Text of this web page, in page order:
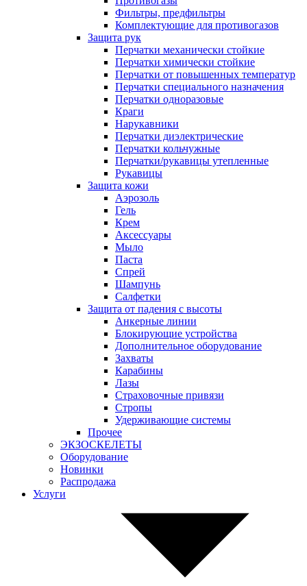
Фильтры, предфильтры
Комплектующие для противогазов
Защита рук
Перчатки механически стойкие
Перчатки химически стойкие
Перчатки от повышенных температур
Перчатки специального назначения
Перчатки одноразовые
Краги
Нарукавники
Перчатки диэлектрические
Перчатки кольчужные
Перчатки/рукавицы утепленные
Рукавицы
Защита кожи
Аэрозоль
Гель
Крем
Аксессуары
Мыло
Паста
Спрей
Шампунь
Салфетки
Защита от падения с высоты
Анкерные линии
Блокирующие устройства
Дополнительное оборудование
Захваты
Карабины
Лазы
Страховочные привязи
Стропы
Удерживающие системы
Прочее
ЭКЗОСКЕЛЕТЫ
Оборудование
Новинки
Распродажа
Услуги